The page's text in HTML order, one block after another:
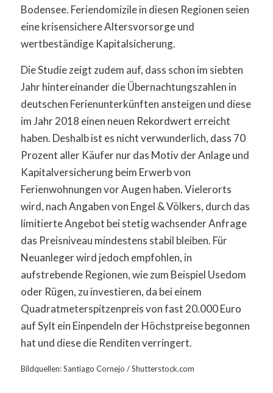
Bodensee. Feriendomizile in diesen Regionen seien
eine krisensichere Altersvorsorge und
wertbeständige Kapitalsicherung.
Die Studie zeigt zudem auf, dass schon im siebten
Jahr hintereinander die Übernachtungszahlen in
deutschen Ferienunterkünften ansteigen und diese
im Jahr 2018 einen neuen Rekordwert erreicht
haben. Deshalb ist es nicht verwunderlich, dass 70
Prozent aller Käufer nur das Motiv der Anlage und
Kapitalversicherung beim Erwerb von
Ferienwohnungen vor Augen haben. Vielerorts
wird, nach Angaben von Engel & Völkers, durch das
limitierte Angebot bei stetig wachsender Anfrage
das Preisniveau mindestens stabil bleiben. Für
Neuanleger wird jedoch empfohlen, in
aufstrebende Regionen, wie zum Beispiel Usedom
oder Rügen, zu investieren, da bei einem
Quadratmeterspitzenpreis von fast 20.000 Euro
auf Sylt ein Einpendeln der Höchstpreise begonnen
hat und diese die Renditen verringert.
Bildquellen: Santiago Cornejo / Shutterstock.com